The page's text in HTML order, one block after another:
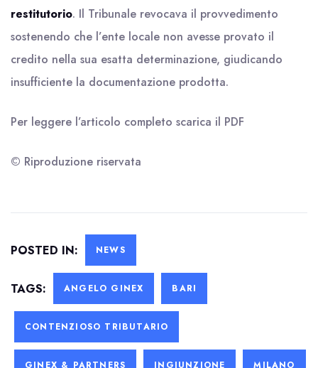
restitutorio. Il Tribunale revocava il provvedimento
sostenendo che l’ente locale non avesse provato il
credito nella sua esatta determinazione, giudicando
insufficiente la documentazione prodotta.
Per leggere l’articolo completo scarica il PDF
© Riproduzione riservata
POSTED IN: NEWS
TAGS: ANGELO GINEX BARI
CONTENZIOSO TRIBUTARIO
GINEX & PARTNERS INGIUNZIONE MILANO